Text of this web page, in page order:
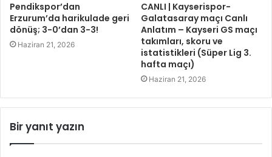
Pendikspor’dan
Erzurum’da harikulade geri
dönüş; 3-0’dan 3-3!
Haziran 21, 2026
CANLI | Kayserispor-
Galatasaray maçı Canlı
Anlatım – Kayseri GS maçı
takımları, skoru ve
istatistikleri (Süper Lig 3.
hafta maçı)
Haziran 21, 2026
Bir yanıt yazın